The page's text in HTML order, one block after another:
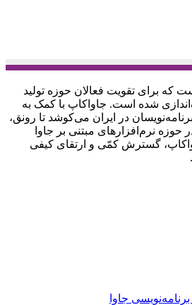
که برای تقویت فعالان حوزه‌ تولید
شده است. جاواکاپ با کمک به
در ایران می‌کوشد تا رونق،
نرم‌افزارهای مبتنی بر جاوا
گسترش کمّی و ارتقای کیفی
جاوا